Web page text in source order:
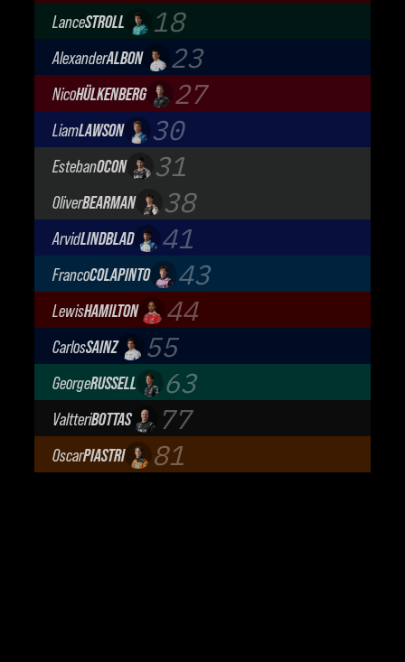
Scuderia Ferrari
LanceSTROLL 18
Aston Martin Aramco F1 Team
AlexanderALBON 23
Atlassian Williams F1 Team
NicoHÜLKENBERG 27
Audi Revolut F1 Team
LiamLAWSON 30
Visa Cash App Racing Bulls
EstebanOCON 31
TGR Haas F1 Team
OliverBEARMAN 38
TGR Haas F1 Team
ArvidLINDBLAD 41
Visa Cash App Racing Bulls
FrancoCOLAPINTO 43
BWT Alpine Formula One Team
LewisHAMILTON 44
Scuderia Ferrari
CarlosSAINZ 55
Atlassian Williams F1 Team
GeorgeRUSSELL 63
Mercedes-AMG Petronas F1 Team
ValtteriBOTTAS 77
Cadillac Formula 1 Team
OscarPIASTRI 81